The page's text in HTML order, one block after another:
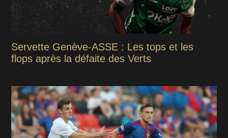
Servette Genève-ASSE : Les tops et les
flops après la défaite des Verts